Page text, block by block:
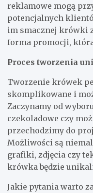
reklamowe mogą
potencjalnych
im smacznej krówki
forma promocji,
Proces tworzenia
Tworzenie krówek
skomplikowane i
Zaczynamy od
czekoladowe czy
przechodzimy do
Możliwości są
grafiki, zdjęcia czy
krówka będzie
Jakie pytania warto